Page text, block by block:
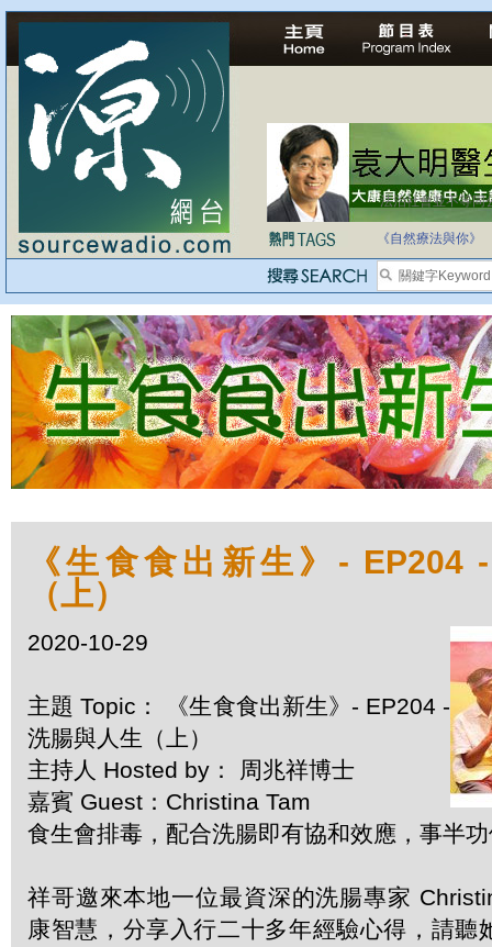
法治社會並不等同
自家教育合法化-
《自然療法與你》
《生食食出新生》- EP204
（上）
2020-10-29
主題 Topic： 《生食食出新生》- EP204 -
洗腸與人生（上）
主持人 Hosted by： 周兆祥博士
嘉賓 Guest：Christina Tam
食生會排毒，配合洗腸即有協和效應，事半
祥哥邀來本地一位最資深的洗腸專家
康智慧，分享入行二十多年經驗心得，請聽